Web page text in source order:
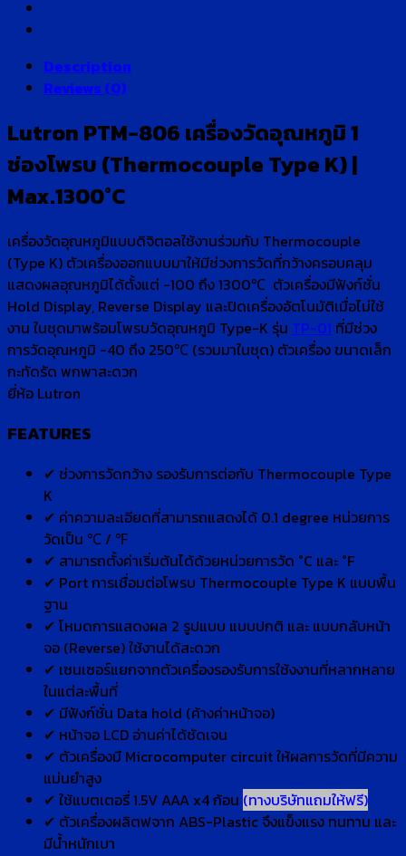
Description
Reviews (0)
Lutron PTM-806 เครื่องวัดอุณหภูมิ 1
ช่องโพรบ (Thermocouple Type K) |
Max.1300°C
เครื่องวัดอุณหภูมิแบบดิจิตอลใช้งานร่วมกับ Thermocouple
(Type K) ตัวเครื่องออกแบบมาให้มีช่วงการวัดที่กว้างครอบคลุม
แสดงผลอุณหภูมิได้ตั้งแต่ -100 ถึง 1300℃ ตัวเครื่องมีฟังก์ชั่น
Hold Display, Reverse Display และปิดเครื่องอัตโนมัติเมื่อไม่ใช้
งาน ในชุดมาพร้อมโพรบวัดอุณหภูมิ Type-K รุ่น TP-01 ที่มีช่วง
การวัดอุณหภูมิ -40 ถึง 250℃ (รวมมาในชุด) ตัวเครื่อง ขนาดเล็ก
กะทัดรัด พกพาสะดวก
ยี่ห้อ Lutron
FEATURES
✔ ช่วงการวัดกว้าง รองรับการต่อกับ Thermocouple Type
K
✔ ค่าความละเอียดที่สามารถแสดงได้ 0.1 degree หน่วยการ
วัดเป็น ℃ / ℉
✔ สามารถตั้งค่าเริ่มต้นได้ด้วยหน่วยการวัด °C และ °F
✔ Port การเชื่อมต่อโพรบ Thermocouple Type K แบบพื้น
ฐาน
✔ โหมดการแสดงผล 2 รูปแบบ แบบปกติ และ แบบกลับหน้า
จอ (Reverse) ใช้งานได้สะดวก
✔ เซนเซอร์แยกจากตัวเครื่องรองรับการใช้งงานที่หลากหลาย
ในแต่ละพื้นที่
✔ มีฟังก์ชั่น Data hold (ค้างค่าหน้าจอ)
✔ หน้าจอ LCD อ่านค่าได้ชัดเจน
✔ ตัวเครื่องมี Microcomputer circuit ให้ผลการวัดที่มีความ
แม่นยำสูง
✔ ใช้แบตเตอรี่ 1.5V AAA x4 ก้อน (ทางบริษัทแถมให้ฟรี)
✔ ตัวเครื่องผลิตฟจาก ABS-Plastic จึงแข็งแรง ทนทาน และ
มีน้ำหนักเบา